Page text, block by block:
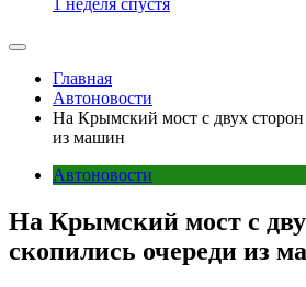
1 неделя спустя
Главная
Автоновости
На Крымский мост с двух сторон
из машин
Автоновости
На Крымский мост с
скопились очереди из